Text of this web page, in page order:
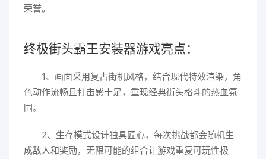
荣誉。
终极街头霸王安装器游戏亮点：
1、画面采用复古街机风格，结合现代特效渲染，角
色动作流畅且打击感十足，重现经典街头格斗的热血氛
围。
2、生存模式设计独具匠心，每次挑战都会随机生
成敌人和奖励，无限可能的组合让游戏重复可玩性极